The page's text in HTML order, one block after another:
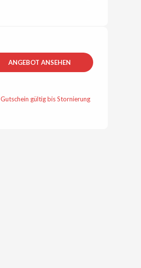
ANGEBOT ANSEHEN
Gutschein gültig bis Stornierung